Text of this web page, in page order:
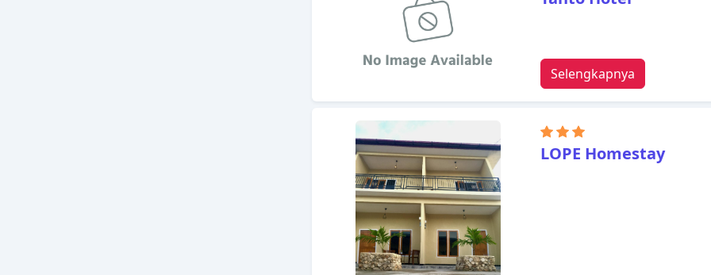
Selengkapnya
LOPE Homestay